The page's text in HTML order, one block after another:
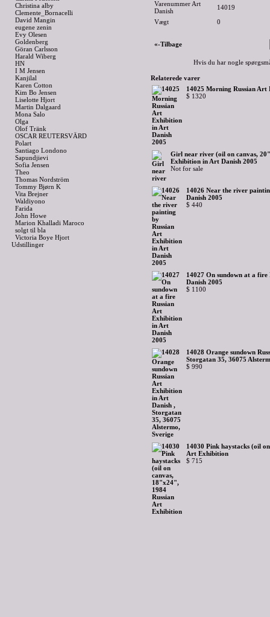
Christina alby
Clemente_Bornacelli
David Mangin
eugene zenin
Evy Olesen
Goldenberg
Göran Carlsson
Harald Wiberg
HN
I M Jensen
Kanjilal
Karen Cotton
Kim Bo Jensen
Liselotte Hjort
Martin Dalgaard
Mona Salo
Olga
Olof Tränk
OSCAR REUTERSVÄRD
Polart
Santiago Londono
Sapundjievi
Sofia Jensen
Theo
Thomas Nordström
Tommy Bjørn K
Vita Brejner
Waldiyono
Farida
John Howe
Marion Khalladi Maroco
solgt til bla
Victoria Boye Hjort
Udstillinger
Varenummer Art
Danish
14019
Vægt
0
«-Tilbage
Hvis du har nogle
Relaterede varer
14025 Morning Russian
$ 1320
Girl near river (oil on canvas,
Exhibition in Art Danish 2005
Not for sale
14026 Near the river
Danish 2005
$ 440
14027 On sundown at a
Danish 2005
$ 1100
14028 Orange sundown
Storgatan 35, 36075
$ 990
14030 Pink haystacks (oil
Art Exhibition
$ 715